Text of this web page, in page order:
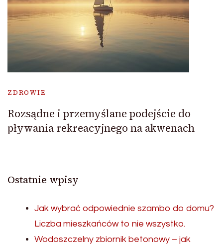
ZDROWIE
Rozsądne i przemyślane podejście do
pływania rekreacyjnego na akwenach
Ostatnie wpisy
Jak wybrać odpowiednie szambo do domu?
Liczba mieszkańców to nie wszystko.
Wodoszczelny zbiornik betonowy – jak